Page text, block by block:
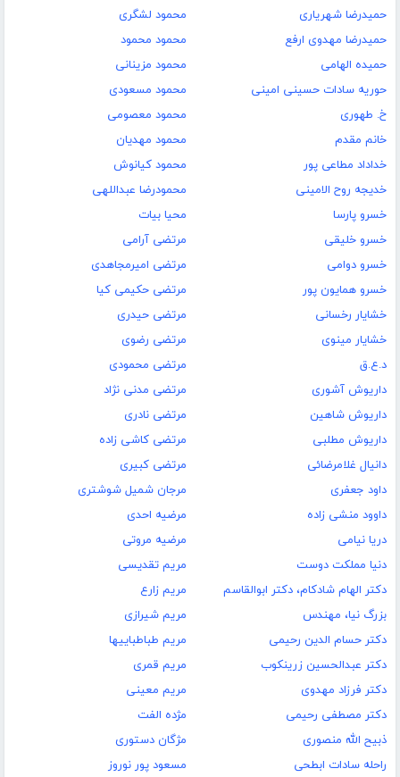
حمیدرضا شهریاری
حمیدرضا مهدوی ارفع
حمیده الهامی
حوریه سادات حسینی امینی
خ. طهوری
خانم مقدم
خداداد مطاعی پور
خدیجه روح الامینی
خسرو پارسا
خسرو خلیقی
خسرو دوامی
خسرو همایون پور
خشایار رخسانی
خشایار مینوی
د.ع.ق
داریوش آشوری
داریوش شاهین
داریوش مطلبی
دانیال غلامرضائی
داود جعفری
داوود منشی زاده
دریا نیامی
دنیا مملکت دوست
دکتر الهام شادکام، دکتر ابوالقاسم
بزرگ نیا، مهندس
دکتر حسام الدین رحیمی
دکتر عبدالحسین زرینکوب
دکتر فرزاد مهدوی
دکتر مصطفی رحیمی
ذبیح الله منصوری
راحله سادات ابطحی
محمود لشگری
محمود محمود
محمود مزینانی
محمود مسعودی
محمود معصومی
محمود مهدیان
محمود کیانوش
محمودرضا عبداللھی
محیا بیات
مرتضی آرامی
مرتضی امیرمجاهدی
مرتضی حکیمی کیا
مرتضی حیدری
مرتضی رضوی
مرتضی محمودی
مرتضی مدنی نژاد
مرتضی نادری
مرتضی کاشی زاده
مرتضی کبیری
مرجان شمیل شوشتری
مرضیه احدی
مرضیه مروتی
مریم تقدیسی
مریم زارع
مریم شیرازی
مریم طباطباییها
مریم قمری
مریم معینی
مژده الفت
مژگان دستوری
مسعود پور نوروز